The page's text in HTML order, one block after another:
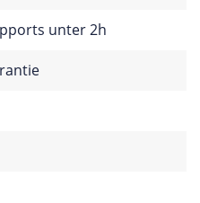
unter 2h